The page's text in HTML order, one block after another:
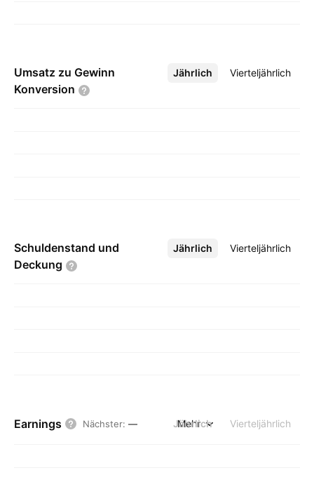
Umsatz zu Gewinn
Konversion
Jährlich Vierteljährlich
Mehr
Schuldenstand und
Deckung
Jährlich Vierteljährlich
Mehr
Earnings Nächster: — Jährlich Vierteljährlich
Mehr